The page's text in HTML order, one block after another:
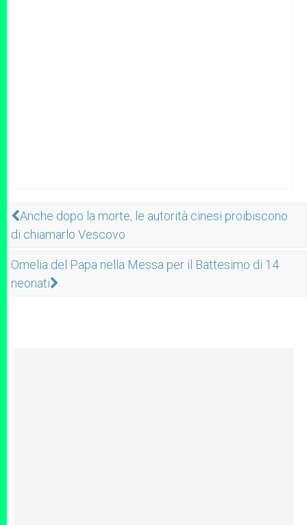
Anche dopo la morte, le autorità cinesi proibiscono
di chiamarlo Vescovo
Omelia del Papa nella Messa per il Battesimo di 14
neonati